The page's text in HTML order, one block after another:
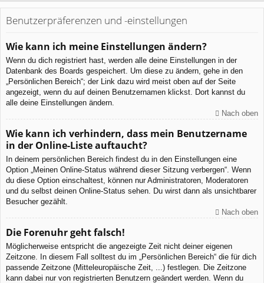
Benutzerpräferenzen und -einstellungen
Wie kann ich meine Einstellungen ändern?
Wenn du dich registriert hast, werden alle deine Einstellungen in der
Datenbank des Boards gespeichert. Um diese zu ändern, gehe in den
„Persönlichen Bereich“; der Link dazu wird meist oben auf der Seite
angezeigt, wenn du auf deinen Benutzernamen klickst. Dort kannst du
alle deine Einstellungen ändern.
Nach oben
Wie kann ich verhindern, dass mein Benutzername
in der Online-Liste auftaucht?
In deinem persönlichen Bereich findest du in den Einstellungen eine
Option „Meinen Online-Status während dieser Sitzung verbergen“. Wenn
du diese Option einschaltest, können nur Administratoren, Moderatoren
und du selbst deinen Online-Status sehen. Du wirst dann als unsichtbarer
Besucher gezählt.
Nach oben
Die Forenuhr geht falsch!
Möglicherweise entspricht die angezeigte Zeit nicht deiner eigenen
Zeitzone. In diesem Fall solltest du im „Persönlichen Bereich“ die für dich
passende Zeitzone (Mitteleuropäische Zeit, ...) festlegen. Die Zeitzone
kann dabei nur von registrierten Benutzern geändert werden. Wenn du